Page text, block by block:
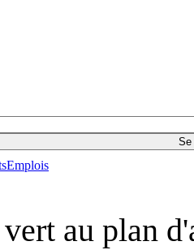
Se
Emplois
au plan